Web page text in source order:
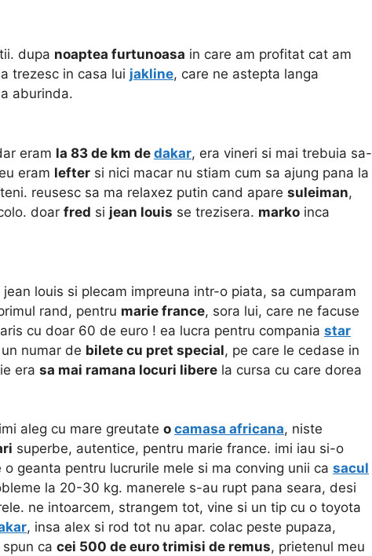
dupa noaptea furtunoasa in care am profitat cat am
trezesc in casa lui jakline, care ne astepta langa
aburinda.
eram la 83 de km de dakar, era vineri si mai trebuia sa-
eram lefter si nici macar nu stiam cum sa ajung pana la
reusesc sa ma relaxez putin cand apare suleiman,
doar fred si jean louis se trezisera. marko inca
jean louis si plecam impreuna intr-o piata, sa cumparam
rand, pentru marie france, sora lui, care ne facuse
cu doar 60 de euro ! ea lucra pentru compania star
numar de bilete cu pret special, pe care le cedase in
era sa mai ramana locuri libere la cursa cu care dorea
aleg cu mare greutate o camasa africana, niste
superbe, autentice, pentru marie france. imi iau si-o
geanta pentru lucrurile mele si ma conving unii ca sacul
la 20-30 kg. manerele s-au rupt pana seara, desi
ne intoarcem, strangem tot, vine si un tip cu o toyota
, insa alex si rod tot nu apar. colac peste pupaza,
spun ca cei 500 de euro trimisi de remus, prietenul meu